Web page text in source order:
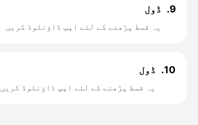
9. ڈول
یہ قسط پڑھنے کے لئے اپپ ڈاؤنلوڈ کریں
10. ڈول
یہ قسط پڑھنے کے لئے اپپ ڈاؤنلوڈ کریں